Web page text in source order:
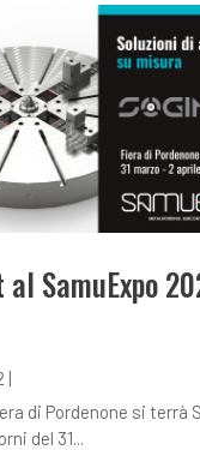
SamuExpo
|
di Pordenone si terrà
del 31...